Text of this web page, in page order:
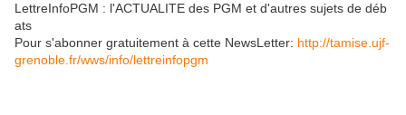
LettreInfoPGM : l'ACTUALITE des PGM et d'autres sujets de déb
ats
Pour s'abonner gratuitement à cette NewsLetter: http://tamise.ujf-
grenoble.fr/wws/info/lettreinfopgm